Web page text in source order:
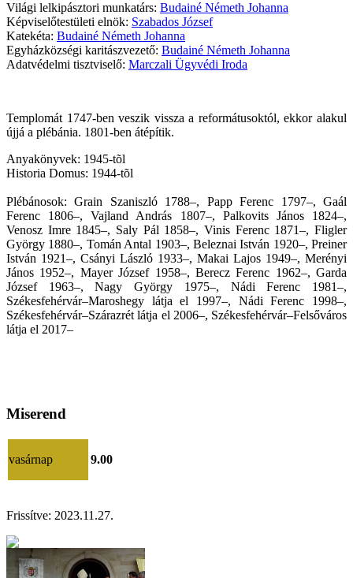
Világi lelkipásztori munkatárs: Budainé Németh Johanna
Képviselőtestületi elnök: Szabados József
Katekéta: Budainé Németh Johanna
Egyházközségi karitászvezető: Budainé Németh Johanna
Adatvédelmi tisztviselő: Marczali Ügyvédi Iroda
Templomát 1747-ben veszik vissza a reformátusoktól, ekkor alakul
újjá a plébánia. 1801-ben átépítik.
Anyakönyvek: 1945-tõl
Historia Domus: 1944-tõl
Plébánosok: Grain Szaniszló 1788–, Papp Ferenc 1797–, Gaál
Ferenc 1806–, Vajland András 1807–, Palkovits János 1824–,
Venosz Imre 1845–, Saly Pál 1858–, Vinis Ferenc 1871–, Fligler
György 1880–, Tomán Antal 1903–, Beleznai István 1920–, Preiner
István 1921–, Csányi László 1933–, Makai Lajos 1949–, Merényi
János 1952–, Mayer József 1958–, Berecz Ferenc 1962–, Garda
József 1963–, Nagy György 1975–, Nádi Ferenc 1981–,
Székesfehérvár–Maroshegy látja el 1997–, Nádi Ferenc 1998–,
Székesfehérvár–Szárazrét látja el 2006–, Székesfehérvár–Felsőváros
látja el 2017–
Miserend
vasárnap 9.00
Frissítve: 2023.11.27.